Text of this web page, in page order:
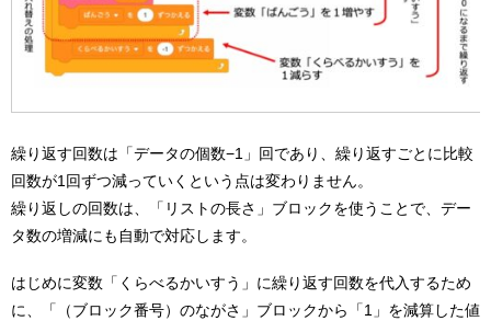
繰り返す回数は「データの個数−1」回であり、繰り返すごとに比較
回数が1回ずつ減っていくという点は変わりません。
繰り返しの回数は、「リストの長さ」ブロックを使うことで、デー
タ数の増減にも自動で対応します。
はじめに変数「くらべるかいすう」に繰り返す回数を代入するため
に、「（ブロック番号）のながさ」ブロックから「1」を減算した値